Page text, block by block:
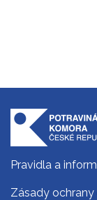
Pravidla a
Zásady